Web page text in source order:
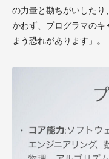
の力量と勘ちがいしたり
かわず、プログラマのキ
まう恐れがあります」。